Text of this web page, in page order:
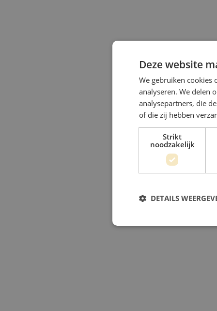
Deze website
We gebruiken cookies
analyseren. We delen
analysepartners, die
of die zij hebben
Strikt
noodzakelijk
DETAILS